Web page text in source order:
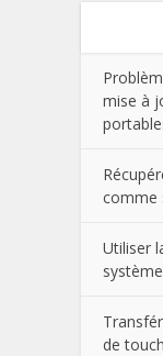
mise à
comme
Utiliser
système
de